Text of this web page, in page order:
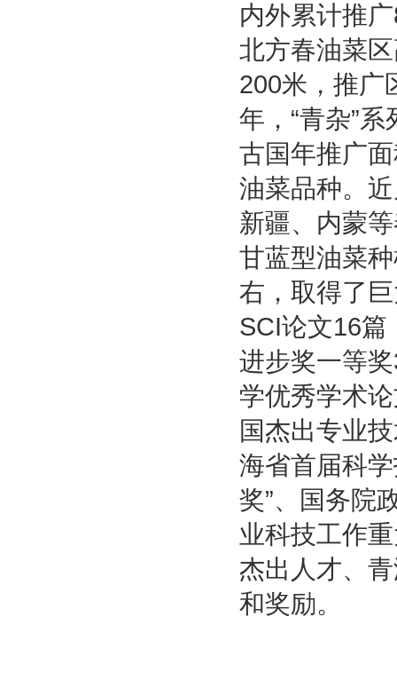
内外累计推
北方春油菜
200米，推广
年，“青杂”
古国年推广
油菜品种。
新疆、内蒙
甘蓝型油菜
右，取得了
SCI论文16篇
进步奖一等
学优秀学术
国杰出专业
海省首届科
奖”、国务院
业科技工作
杰出人才、
和奖励。